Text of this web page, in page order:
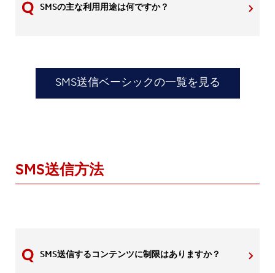
SMSの主な利用用途は何ですか？
SMS送信ベーシックの一覧を見る
SMS送信方法
SMS送信するコンテンツに制限はありますか？